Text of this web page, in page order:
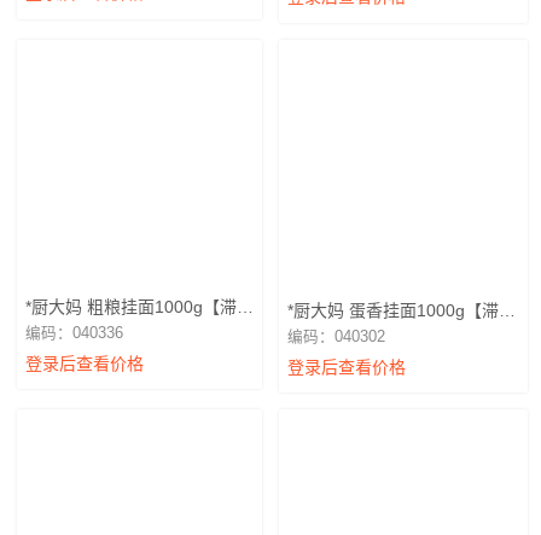
*厨大妈 粗粮挂面1000g【滞销
退换】
编码：040336
登录后查看价格
*厨大妈 蛋香挂面1000g【滞销
退换】
编码：040302
登录后查看价格